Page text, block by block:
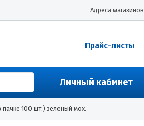
Адреса магазинов
Прайс-листы
Личный кабинет
пачке 100 шт.) зеленый мох.